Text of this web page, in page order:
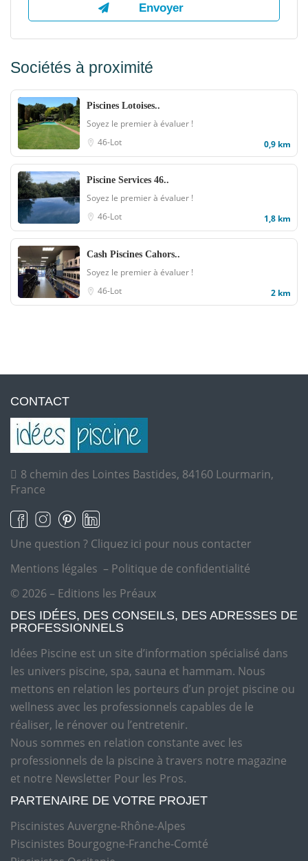
Sociétés à proximité
Piscines Lotoises..
Soyez le premier à évaluer !
46-Lot
0,9 km
Piscine Services 46..
Soyez le premier à évaluer !
46-Lot
1,8 km
Cash Piscines Cahors..
Soyez le premier à évaluer !
46-Lot
2 km
CONTACT
8 chemin des Lointes Bastides, 84160 Lourmarin,
France
Une question ? Cliquez ici pour nous contacter
Mentions légales – Politique de confidentialité
© 2026 – Editions les Préaux
DES IDÉES, DES CONSEILS, DES ADRESSES DE
PROFESSIONNELS
Idées Piscine est un site d’information spécialisé dans
les univers piscine, spa, sauna et hammam. Nous
mettons en relation les porteurs d’un projet piscine ou
wellness avec les professionnels capables de le
réaliser, le rénover ou l’entretenir.
Nous sommes en relation constante avec les
professionnels de la piscine à travers notre magazine
et notre Newsletter Pour les Pros.
PARTENAIRE DE VOTRE PROJET
Piscinistes Auvergne-Rhône-Alpes
Piscinistes Bourgogne-Franche-Comté